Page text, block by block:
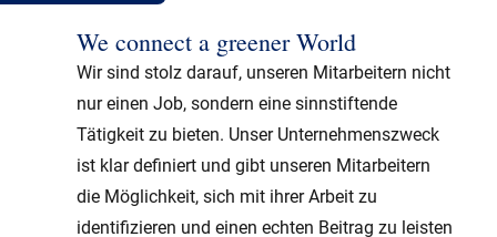
We connect a greener World
Wir sind stolz darauf, unseren Mitarbeitern nicht
nur einen Job, sondern eine sinnstiftende
Tätigkeit zu bieten. Unser Unternehmenszweck
ist klar definiert und gibt unseren Mitarbeitern
die Möglichkeit, sich mit ihrer Arbeit zu
identifizieren und einen echten Beitrag zu leisten